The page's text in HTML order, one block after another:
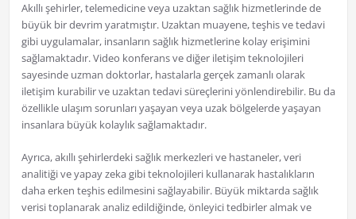
Akıllı şehirler, telemedicine veya uzaktan sağlık hizmetlerinde de
büyük bir devrim yaratmıştır. Uzaktan muayene, teşhis ve tedavi
gibi uygulamalar, insanların sağlık hizmetlerine kolay erişimini
sağlamaktadır. Video konferans ve diğer iletişim teknolojileri
sayesinde uzman doktorlar, hastalarla gerçek zamanlı olarak
iletişim kurabilir ve uzaktan tedavi süreçlerini yönlendirebilir. Bu da
özellikle ulaşım sorunları yaşayan veya uzak bölgelerde yaşayan
insanlara büyük kolaylık sağlamaktadır.
Ayrıca, akıllı şehirlerdeki sağlık merkezleri ve hastaneler, veri
analitiği ve yapay zeka gibi teknolojileri kullanarak hastalıkların
daha erken teşhis edilmesini sağlayabilir. Büyük miktarda sağlık
verisi toplanarak analiz edildiğinde, önleyici tedbirler almak ve